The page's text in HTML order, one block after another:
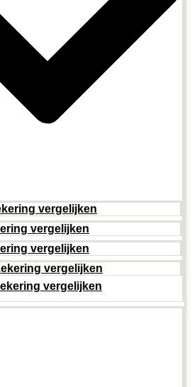
vergelijken
vergelijken
vergelijken
vergelijken
vergelijken